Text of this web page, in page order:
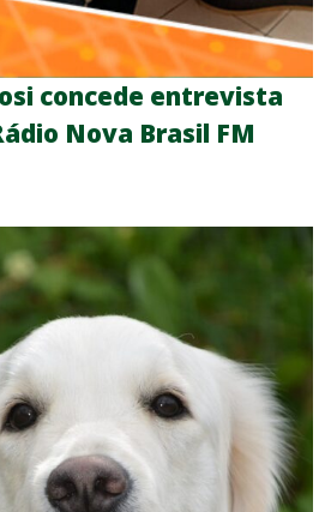
concede entrevista
Nova Brasil FM